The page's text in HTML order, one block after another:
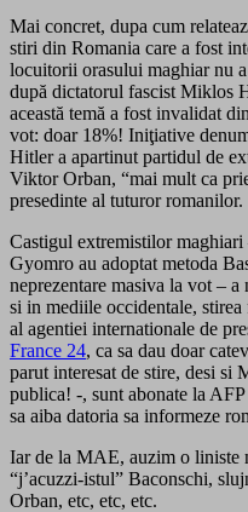
Mai concret, dupa cum
stiri din Romania care a fost
locuitorii orasului maghiar nu
după dictatorul fascist Miklos
această temă a fost invalidat
vot: doar 18%! Iniţiative
Hitler a apartinut partidul de
Viktor Orban, “mai mult ca
presedinte al tuturor romanilor.
Castigul extremistilor
Gyomro au adoptat metoda
neprezentare masiva la vot – a
si in mediile occidentale,
al agentiei internationale de
France 24, ca sa dau doar
parut interesat de stire, desi si
publica! -, sunt abonate la
sa aiba datoria sa informeze
Iar de la MAE, auzim o liniste
“j’acuzzi-istul” Baconschi,
Orban, etc, etc, etc.